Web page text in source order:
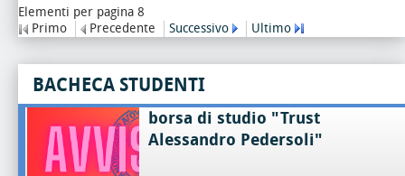
Elementi per pagina 8
Primo
Precedente Successivo Ultimo
BACHECA STUDENTI
borsa di studio "Trust
Alessandro Pedersoli"